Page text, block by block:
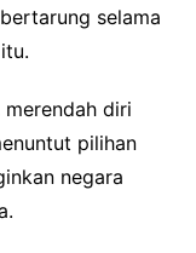
selama
merendah diri
pilihan
negara